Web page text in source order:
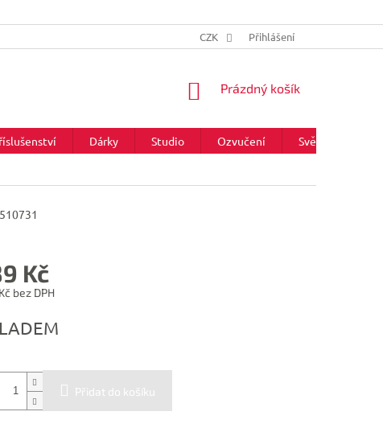
CZK Přihlášení
NÁKUPNÍ
Prázdný košík
Dárky Studio Ozvučení Světla
510731
Kč
bez DPH
Přidat do košíku